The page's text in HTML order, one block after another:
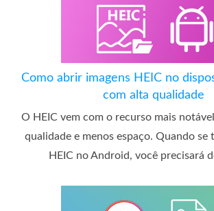
Como abrir imagens HEIC no
com alta qualidade
O HEIC vem com o recurso mais
qualidade e menos espaço. Quando se
HEIC no Android, você precisará